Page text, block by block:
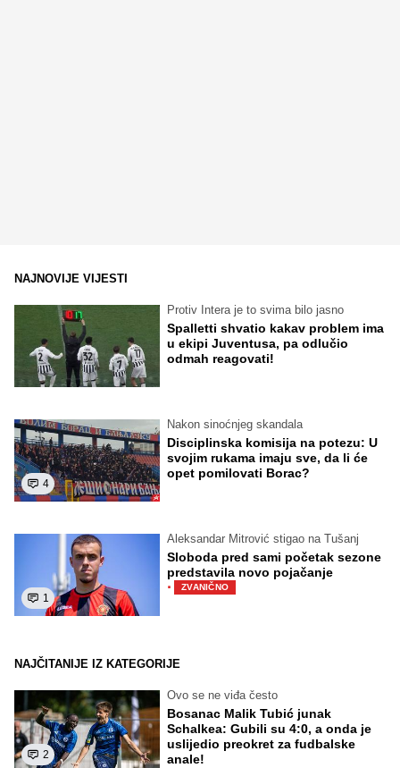
NAJNOVIJE VIJESTI
Protiv Intera je to svima bilo jasno
Spalletti shvatio kakav problem ima
u ekipi Juventusa, pa odlučio
odmah reagovati!
4
Nakon sinoćnjeg skandala
Disciplinska komisija na potezu: U
svojim rukama imaju sve, da li će
opet pomilovati Borac?
1
Aleksandar Mitrović stigao na Tušanj
Sloboda pred sami početak sezone
predstavila novo pojačanje
· ZVANIČNO
NAJČITANIJE IZ KATEGORIJE
2
Ovo se ne viđa često
Bosanac Malik Tubić junak
Schalkea: Gubili su 4:0, a onda je
uslijedio preokret za fudbalske
anale!